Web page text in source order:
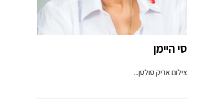
סי היימן
צילום אריק סולטן...